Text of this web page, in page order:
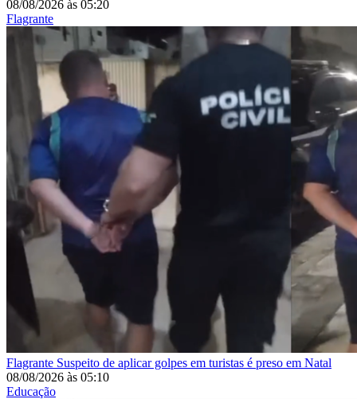
08/08/2026 às 05:20
Flagrante
Flagrante Suspeito de aplicar golpes em turistas é preso em Natal
08/08/2026 às 05:10
Educação